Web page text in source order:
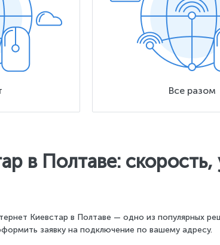
Все разом
в Полтаве: скорость,
Киевстар в Полтаве — одно из популярных
заявку на подключение по вашему адресу.